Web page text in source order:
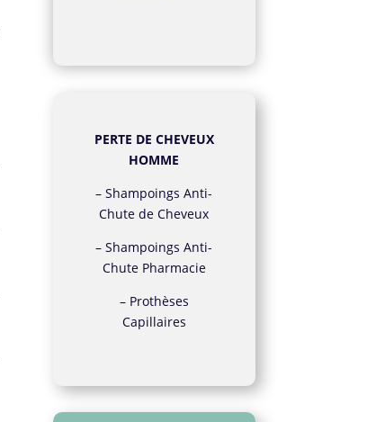
PERTE DE CHEVEUX
HOMME
–Shampoings Anti-
Chute de Cheveux
–Shampoings Anti-
Chute Pharmacie
– Prothèses
Capillaires